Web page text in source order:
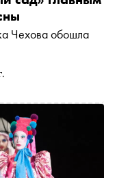
Чехова обошла